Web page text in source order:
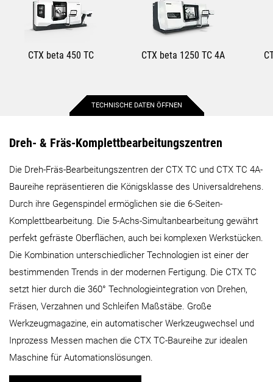
Max. Werkstücklänge
Max. Stangendurchlass
Max. Verfahrweg X-Achse
Max. Verfahrweg Z-Achse
CTX beta 450 TC
1.100 mm
102 mm
750 mm
1.100 mm
CTX beta 1250 TC 4A
1.185 mm
102 mm
490 mm
200 mm
1.200 mm
TECHNISCHE DATEN ÖFFNEN
Dreh- & Fräs-Komplettbearbeitungszentren
Die Dreh-Fräs-Bearbeitungszentren der CTX TC und CTX TC 4A-
Baureihe repräsentieren die Königsklasse des Universaldrehens.
Durch ihre Gegenspindel ermöglichen sie die 6-Seiten-
Komplettbearbeitung. Die 5-Achs-Simultanbearbeitung gewährt
perfekt gefräste Oberflächen, auch bei komplexen Werkstücken.
Die Kombination unterschiedlicher Technologien ist einer der
bestimmenden Trends in der modernen Fertigung. Die CTX TC
setzt hier durch die 360° Technologieintegration von Drehen,
Fräsen, Verzahnen und Schleifen Maßstäbe. Große
Werkzeugmagazine, ein automatischer Werkzeugwechsel und
Inprozess Messen machen die CTX TC-Baureihe zur idealen
Maschine für Automationslösungen.